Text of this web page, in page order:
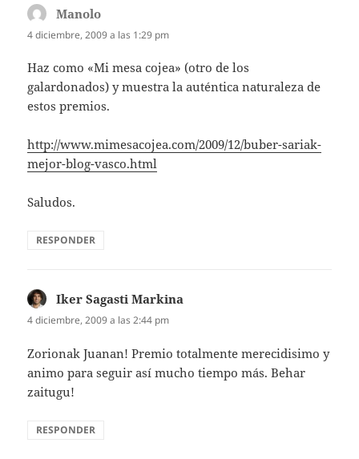
Manolo
4 diciembre, 2009 a las 1:29 pm
Haz como «Mi mesa cojea» (otro de los
galardonados) y muestra la auténtica naturaleza de
estos premios.
http://www.mimesacojea.com/2009/12/buber-sariak-
mejor-blog-vasco.html
Saludos.
RESPONDER
Iker Sagasti Markina
4 diciembre, 2009 a las 2:44 pm
Zorionak Juanan! Premio totalmente merecidisimo y
animo para seguir así mucho tiempo más. Behar
zaitugu!
RESPONDER